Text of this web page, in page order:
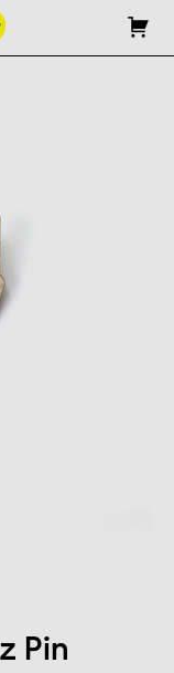
Pin